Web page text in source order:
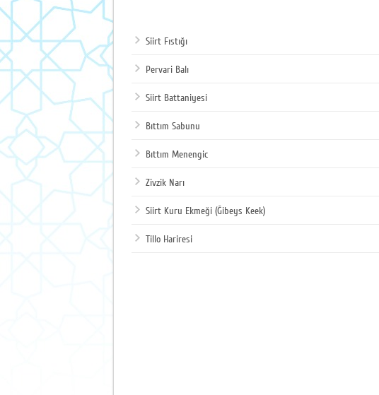
Siirt Fıstığı
Pervari Balı
Siirt Battaniyesi
Bıttım Sabunu
Bıttım Menengic
Zivzik Narı
Siirt Kuru Ekmeği (Ğibeys Keek)
Tillo Hariresi